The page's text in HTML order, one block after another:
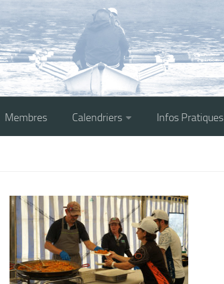
Membres Calendriers Infos Pratiques